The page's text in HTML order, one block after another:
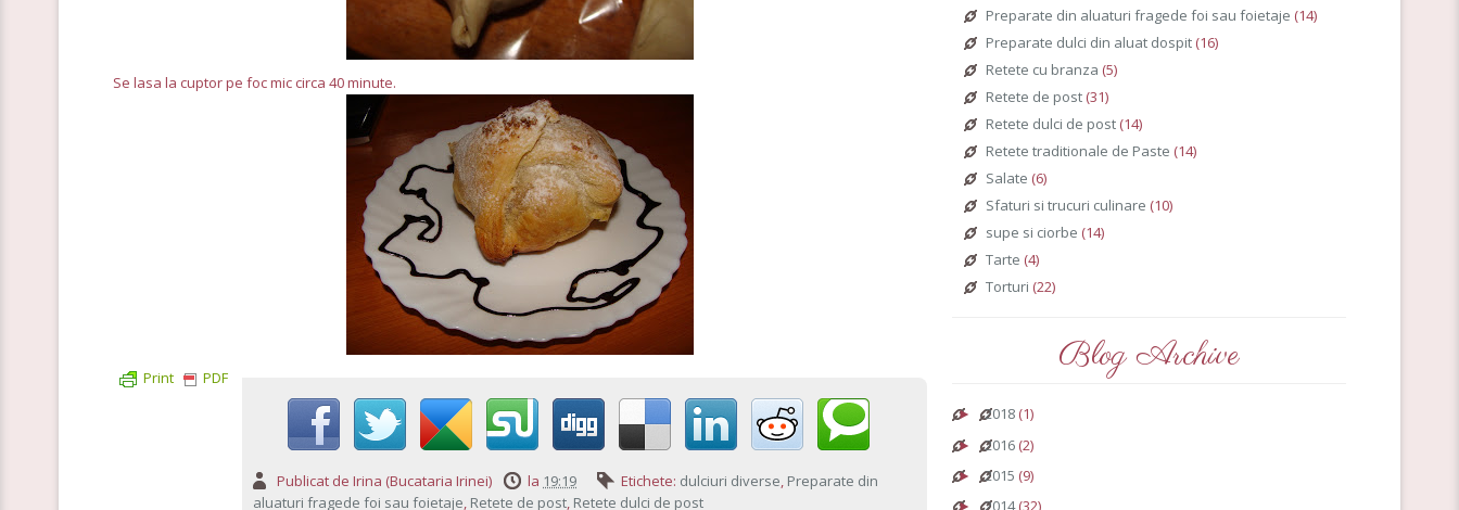
Se lasa la cuptor pe foc mic circa 40 minute.
Print PDF
Publicat deIrina (Bucataria Irinei) la 19:19 Etichete: dulciuri diverse, Preparate din
aluaturi fragede foi sau foietaje, Retete de post, Retete dulci de post
Preparate din aluaturi fragede foi sau foietaje (14)
Preparate dulci din aluat dospit (16)
Retete cu branza (5)
Retete de post (31)
Retete dulci de post (14)
Retete traditionale de Paste (14)
Salate (6)
Sfaturi si trucuri culinare (10)
supe si ciorbe (14)
Tarte (4)
Torturi (22)
Blog Archive
► 2018 (1)
► 2016 (2)
► 2015 (9)
► 2014 (32)